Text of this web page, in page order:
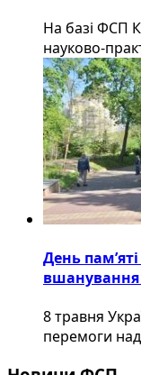
На базі ФСП
науково-
День
вшанування
8 травня
перемоги